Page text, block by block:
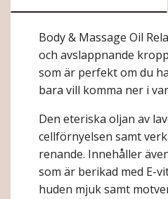
Body & Massage Oil
och avslappnande
som är perfekt om du
bara vill komma ner i
Den eteriska oljan av
cellförnyelsen samt
renande. Innehåller
som är berikad med E-
huden mjuk samt